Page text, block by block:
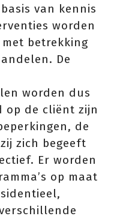
van kennis
worden
betrekking
De
worden dus
op de cliënt zijn
de
zich begeeft
Er worden
op maat